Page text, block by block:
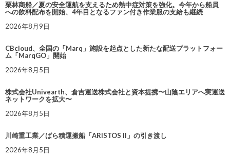
栗林商船／夏の安全運航を支えるため熱中症対策を強化。今年から船員
への飲料配布を開始、4年目となるファン付き作業服の支給も継続
2026年8月9日
CBcloud、全国の「Marq」施設を起点とした新たな配送プラットフォー
ム「MarqGO」開始
2026年8月5日
株式会社Univearth、倉吉運送株式会社と資本提携〜山陰エリアへ実運送
ネットワークを拡大〜
2026年8月5日
川崎重工業／ばら積運搬船「ARISTOS II」の引き渡し
2026年8月5日